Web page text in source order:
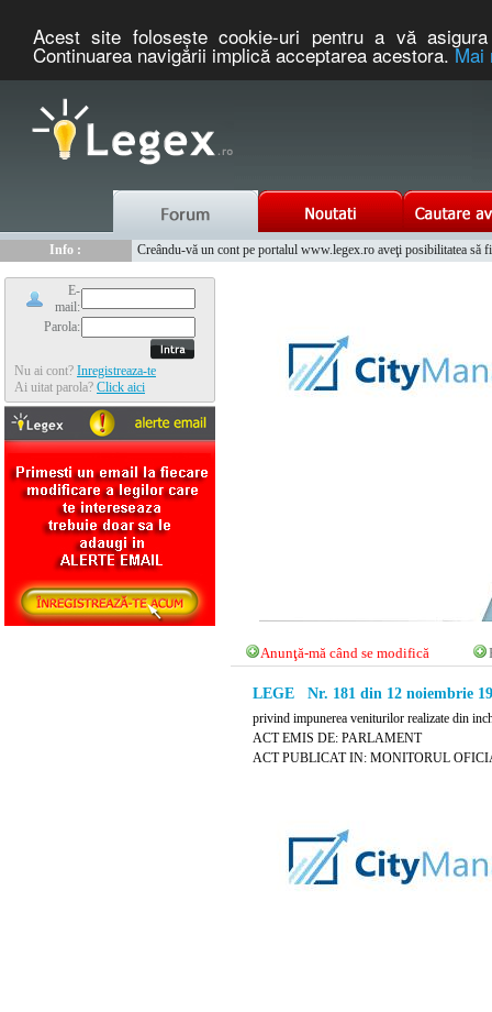
Acest site foloseşte cookie-uri pentru a vă
Continuarea navigării implică acceptarea acestora.Mai
Info :
Creându-vă un cont pe portalul www.legex.ro aveţi posibilitatea să
E-
mail:
Parola:
Nu ai cont? Inregistreaza-te
Ai uitat parola? Click aici
Anunţă-mă când se modifică
LEGE Nr. 181 din 12 noiembrie
privind impunerea veniturilor realizate din
ACT EMIS DE: PARLAMENT
ACT PUBLICAT IN: MONITORUL